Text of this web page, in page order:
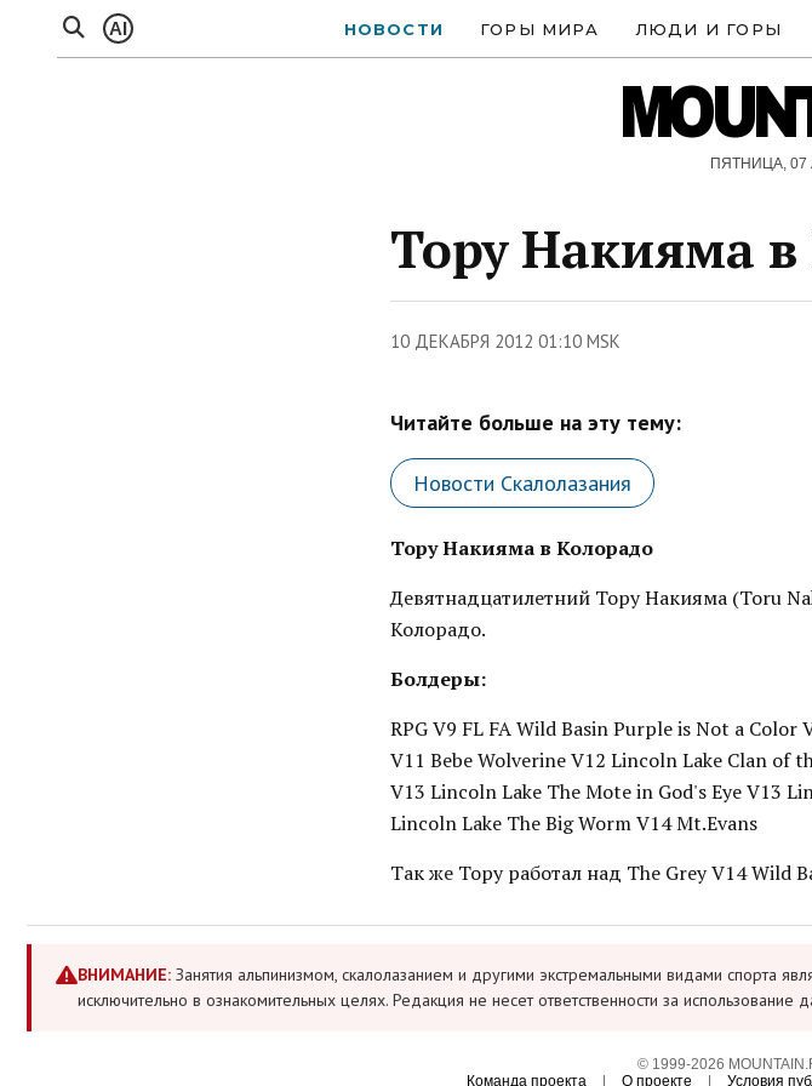
AI НОВОСТИ ГОРЫ МИРА ЛЮДИ И ГОРЫ
ПЯТНИЦА, 07
Тору Накияма в
10 ДЕКАБРЯ 2012 01:10 MSK
Читайте больше на эту тему:
Новости Скалолазания
Тору Накияма в Колорадо
Девятнадцатилетний Тору Накияма (Toru
Колорадо.
Болдеры:
RPG V9 FL FA Wild Basin Purple is Not a
V11 Bebe Wolverine V12 Lincoln Lake Clan of
V13 Lincoln Lake The Mote in God's Eye V13
Lincoln Lake The Big Worm V14 Mt.Evans
Так же Тору работал над The Grey V14 Wild
ВНИМАНИЕ: Занятия альпинизмом, скалолазанием и другими экстремальными видами спорта
исключительно в ознакомительных целях. Редакция не несет ответственности за
© 1999-2026
Команда проекта
О проекте Условия